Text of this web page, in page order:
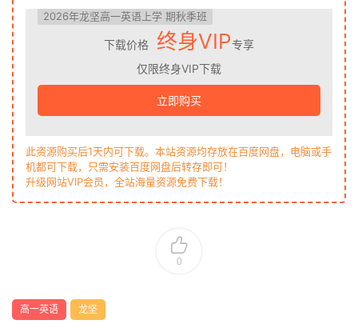
2026年龙坚高一英语上学 期秋季班
下载价格 终身VIP专享
仅限终身VIP下载
立即购买
此资源购买后1天内可下载。本站资源均存放在百度网盘，电脑或手
机都可下载，只需安装百度网盘后转存即可！
升级网站VIP会员，全站海量资源免费下载！
0
高一英语 龙坚